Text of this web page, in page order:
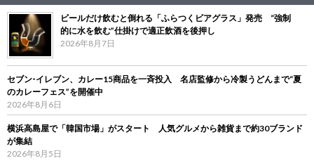
ビールだけ飲むと倒れる「ふらつくビアグラス」発売 “強制
的に水を飲む”仕掛けで適正飲酒を後押し
2026年8月7日
セブン‐イレブン、カレー15商品を一斉投入 名店監修から冷製うどんまで“夏
のカレーフェス”を開催中
2026年8月6日
横浜高島屋で「韓国市場」がスタート 人気グルメから雑貨まで約30ブランド
が集結
2026年8月5日